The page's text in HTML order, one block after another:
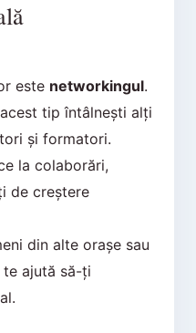
este networkingul.
tip întâlnești alți
și formatori.
la colaborări,
de creștere
din alte orașe sau
ajută să-ți